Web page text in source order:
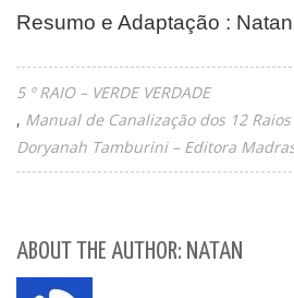
Resumo e Adaptação :
5 º RAIO – VERDE VERDADE
Manual de Canalização dos 12
Doryanah Tamburini – Editora
ABOUT THE AUTHOR: NATAN